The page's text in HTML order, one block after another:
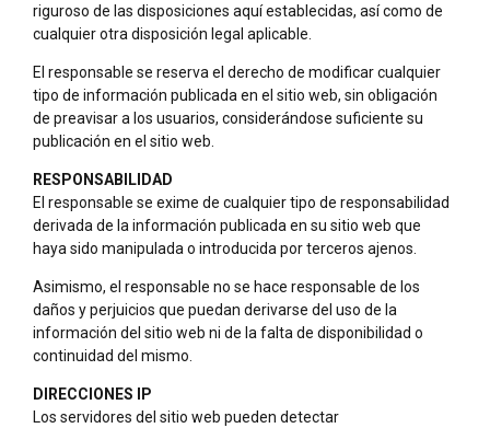
riguroso de las disposiciones aquí establecidas, así como de
cualquier otra disposición legal aplicable.
El responsable se reserva el derecho de modificar cualquier
tipo de información publicada en el sitio web, sin obligación
de preavisar a los usuarios, considerándose suficiente su
publicación en el sitio web.
RESPONSABILIDAD
El responsable se exime de cualquier tipo de responsabilidad
derivada de la información publicada en su sitio web que
haya sido manipulada o introducida por terceros ajenos.
Asimismo, el responsable no se hace responsable de los
daños y perjuicios que puedan derivarse del uso de la
información del sitio web ni de la falta de disponibilidad o
continuidad del mismo.
DIRECCIONES IP
Los servidores del sitio web pueden detectar